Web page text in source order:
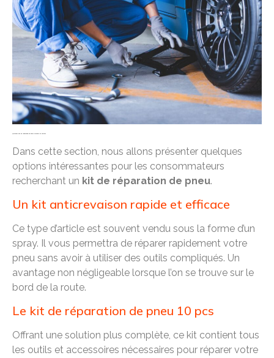
Dans cette section, nous allons présenter quelques
options intéressantes pour les consommateurs
recherchant un kit de réparation de pneu.
Un kit anticrevaison rapide et efficace
Ce type d’article est souvent vendu sous la forme d’un
spray. Il vous permettra de réparer rapidement votre
pneu sans avoir à utiliser des outils compliqués. Un
avantage non négligeable lorsque l’on se trouve sur le
bord de la route.
Le kit de réparation de pneu 10 pcs
Offrant une solution plus complète, ce kit contient tous
les outils et accessoires nécessaires pour réparer votre